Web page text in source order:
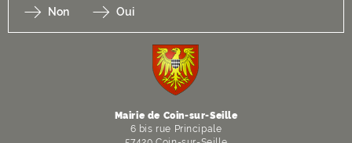
Non Oui
Mairie de Coin-sur-Seille
6 bis rue Principale